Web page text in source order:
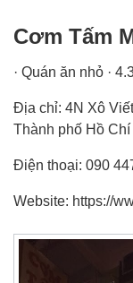
Cơm Tấm
· Quán ăn nhỏ ·
Địa chỉ: 4N Xô
Thành phố Hồ Chí
Điện thoại: 090
Website: https://